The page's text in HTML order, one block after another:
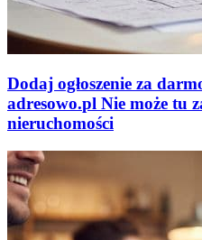
Dodaj ogłoszenie za
adresowo.pl Nie może tu
nieruchomości